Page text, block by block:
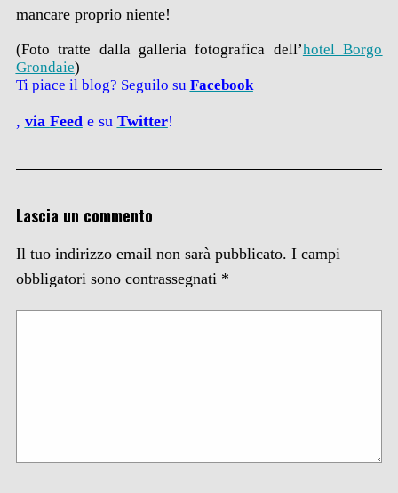
mancare proprio niente!
(Foto tratte dalla galleria fotografica dell’hotel Borgo
Grondaie)
Ti piace il blog? Seguilo su Facebook
, via Feede su Twitter!
Lascia un commento
Il tuo indirizzo email non sarà pubblicato. I campi
obbligatori sono contrassegnati *